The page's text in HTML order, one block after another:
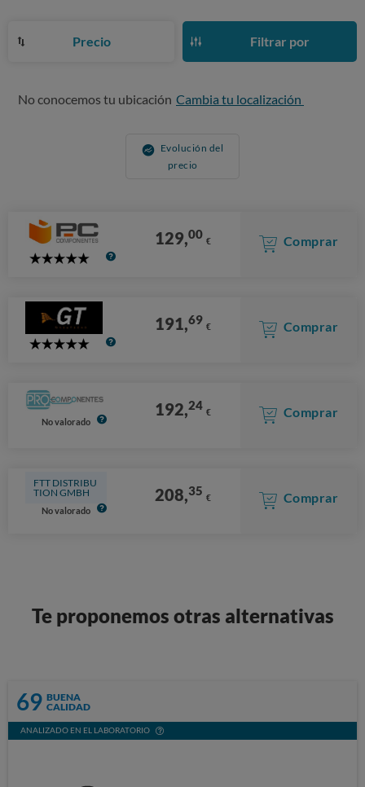
Precio Filtrar por
No conocemos tu ubicación Cambia tu localización
Evolución del
precio
5
129,00 € Comprar
5
191,69 € Comprar
No valorado
192,24 € Comprar
FTT DISTRIBU
TION GMBH
No valorado
208,35 € Comprar
Te proponemos otras alternativas
69 BUENA
CALIDAD
ANALIZADO EN EL LABORATORIO